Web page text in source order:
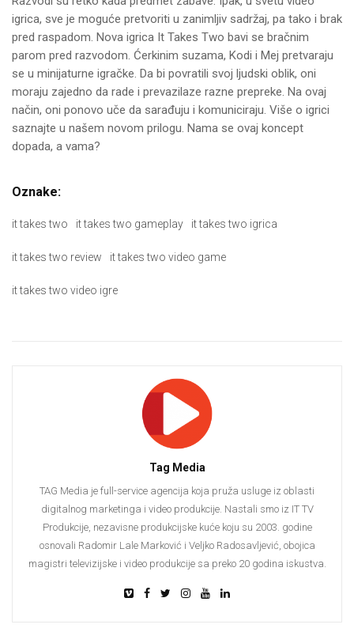
igrica, sve je moguće pretvoriti u zanimljiv sadržaj, pa tako i brak
pred raspadom. Nova igrica It Takes Two bavi se bračnim
parom pred razvodom. Ćerkinim suzama, Kodi i Mej pretvaraju
se u minijaturne igračke. Da bi povratili svoj ljudski oblik, oni
moraju zajedno da rade i prevazilaze razne prepreke. Na ovaj
način, oni ponovo uče da sarađuju i komuniciraju. Više o igrici
saznajte u našem novom prilogu. Nama se ovaj koncept
dopada, a vama?
Oznake:
it takes two it takes two gameplay it takes two igrica
it takes two review it takes two video game
it takes two video igre
Tag Media
TAG Media je full-service agencija koja pruža usluge iz oblasti
digitalnog marketinga i video produkcije. Nastali smo iz IT TV
Produkcije, nezavisne produkcijske kuće koju su 2003. godine
osnovali Radomir Lale Marković i Veljko Radosavljević, obojica
magistri televizijske i video produkcije sa preko 20 godina iskustva.